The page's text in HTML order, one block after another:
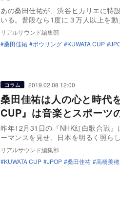
あの桑田佳祐が、渋谷ヒカリエに特
いる。普段なら1度に３万人以上を
リアルサウンド編集部
桑田佳祐
ボウリング KUWATA CUP
コラム 2019.02.08 12:00
桑田佳祐は人の心と時代
CUP』は音楽とスポーツ
昨年12月31日の『NHK紅白歌合戦
ーマンスを見せ、日本を明るく照ら
リアルサウンド編集部
KUWATA CUP
JPOP 桑田佳祐 高橋美穂